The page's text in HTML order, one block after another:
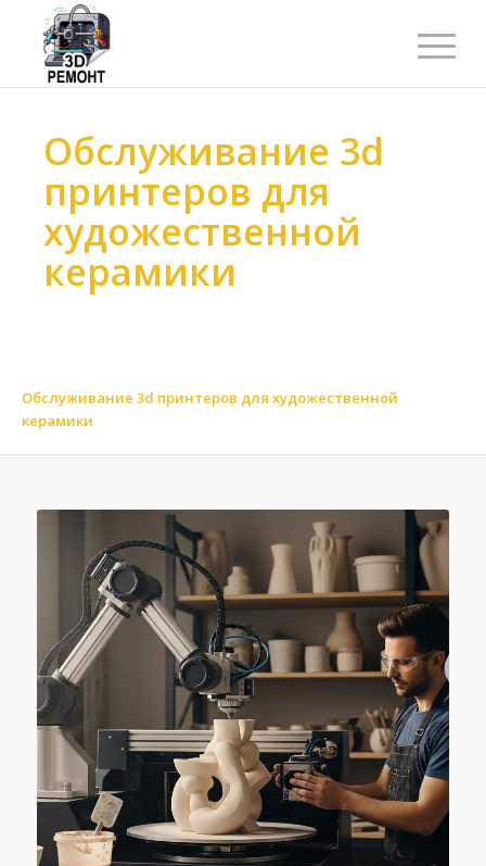
Обслуживание 3d
принтеров для
художественной
керамики
Обслуживание 3d принтеров для художественной
керамики